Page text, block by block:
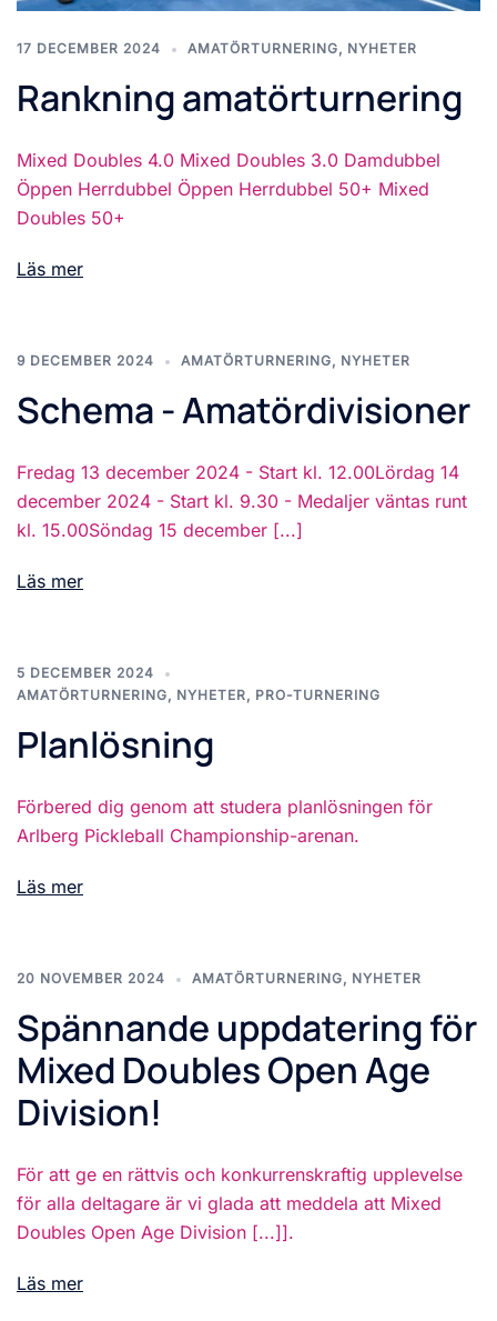
17 DECEMBER 2024 AMATÖRTURNERING, NYHETER
Rankning amatörturnering
Mixed Doubles 4.0 Mixed Doubles 3.0 Damdubbel
Öppen Herrdubbel Öppen Herrdubbel 50+ Mixed
Doubles 50+
Läs mer
9 DECEMBER 2024 AMATÖRTURNERING, NYHETER
Schema - Amatördivisioner
Fredag 13 december 2024 - Start kl. 12.00Lördag 14
december 2024 - Start kl. 9.30 - Medaljer väntas runt
kl. 15.00Söndag 15 december [...]
Läs mer
5 DECEMBER 2024
AMATÖRTURNERING, NYHETER, PRO-TURNERING
Planlösning
Förbered dig genom att studera planlösningen för
Arlberg Pickleball Championship-arenan.
Läs mer
20 NOVEMBER 2024 AMATÖRTURNERING, NYHETER
Spännande uppdatering för
Mixed Doubles Open Age
Division!
För att ge en rättvis och konkurrenskraftig upplevelse
för alla deltagare är vi glada att meddela att Mixed
Doubles Open Age Division [...]].
Läs mer